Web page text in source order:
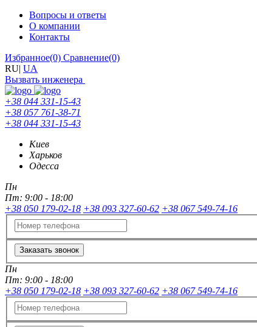
Вопросы и ответы
О компании
Контакты
Избранное(0) Сравнение(0)
RU| UA
Вызвать инженера
+38 044 331-15-43
+38 057 761-38-71
+38 044 331-15-43
Киев
Харьков
Одесса
Пн
Пт: 9:00 - 18:00
+38 050 179-02-18 +38 093 327-60-62 +38 067 549-74-16
Заказать звонок
Пн
Пт: 9:00 - 18:00
+38 050 179-02-18 +38 093 327-60-62 +38 067 549-74-16